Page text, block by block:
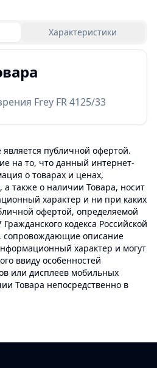
Характеристики
Frey FR 4125/33
публичной офертой.
на то, что данный интернет-
о товарах и ценах,
а также о наличии Товара, носит
характер и ни при каких
офертой, определяемой
кодекса Российской
сопровождающие описание
характер и могут
ввиду особенностей
или дисплеев мобильных
Товара непосредственно в